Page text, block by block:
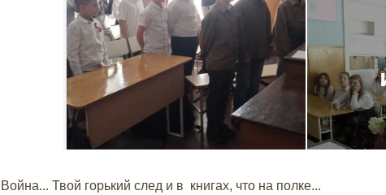
Война... Твой горький след и в книгах, что на полке...